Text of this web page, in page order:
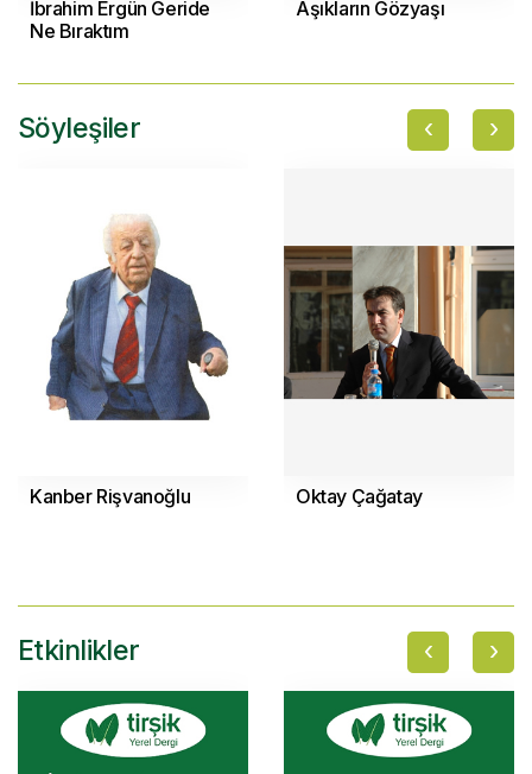
İbrahim Ergün Geride
Ne Bıraktım
Aşıkların Gözyaşı
Söyleşiler
Kanber Rişvanoğlu Oktay Çağatay
‹ ›
Etkinlikler ‹ ›